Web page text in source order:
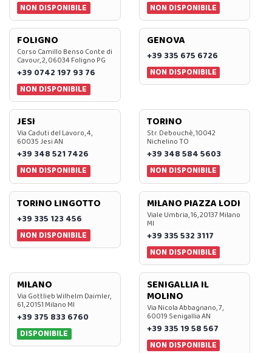
NON DISPONIBILE
NON DISPONIBILE
FOLIGNO
Corso Camillo Benso Conte di
Cavour, 2, 06034 Foligno PG
+39 0742 197 93 76
NON DISPONIBILE
GENOVA
+39 335 675 6726
NON DISPONIBILE
JESI
Via Caduti del Lavoro, 4,
60035 Jesi AN
+39 348 521 7426
NON DISPONIBILE
TORINO
Str. Debouchè, 10042
Nichelino TO
+39 348 584 5603
NON DISPONIBILE
TORINO LINGOTTO
+39 335 123 456
NON DISPONIBILE
MILANO PIAZZA LODI
Viale Umbria, 16, 20137 Milano
MI
+39 335 532 3117
NON DISPONIBILE
MILANO
Via Gottlieb Wilhelm Daimler,
61, 20151 Milano MI
+39 375 833 6760
DISPONIBILE
SENIGALLIA IL
MOLINO
Via Nicola Abbagnano, 7,
60019 Senigallia AN
+39 335 19 58 567
NON DISPONIBILE